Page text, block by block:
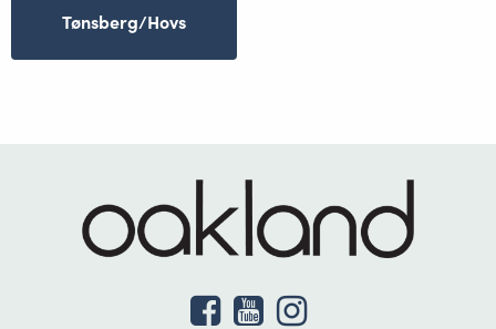
Tønsberg/Hovs